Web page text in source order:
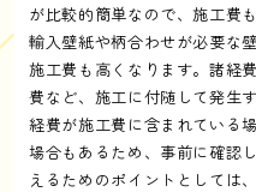
が比較的簡単なので、施工費
輸入壁紙や柄合わせが必要な
施工費も高くなります。諸経
費など、施工に付随して発生
経費が施工費に含まれている
場合もあるため、事前に確認
えるためのポイントとしては